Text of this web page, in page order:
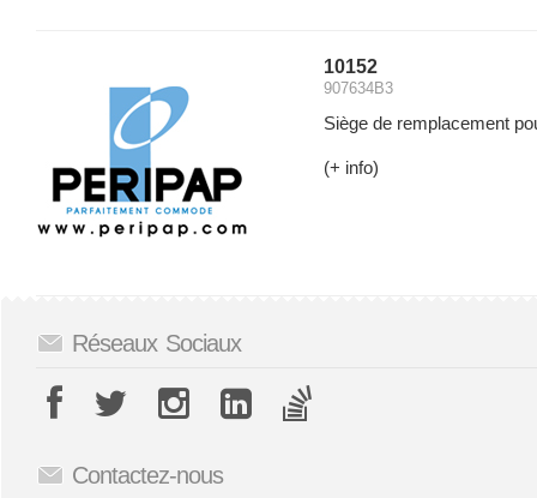
10152
907634B3
Siège de remplacement
(+ info)
Réseaux Sociaux
Contactez-nous